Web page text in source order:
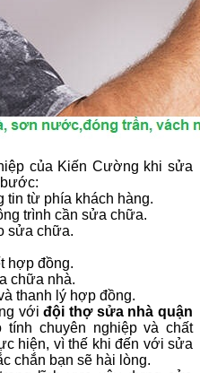
của Kiến Cường khi sửa
tin từ phía khách hàng.
trình cần sửa chữa.
sửa chữa.
hợp đồng.
chữa nhà.
thanh lý hợp đồng.
vớiđội thợ sửa nhà quận
tính chuyên nghiệp và chất
hiện, vì thế khi đến với sửa
chắn bạn sẽ hài lòng.